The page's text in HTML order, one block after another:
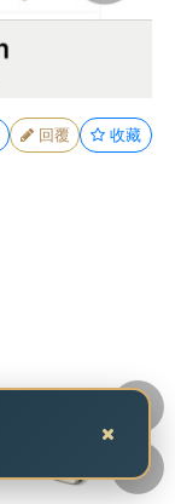
回覆 收藏